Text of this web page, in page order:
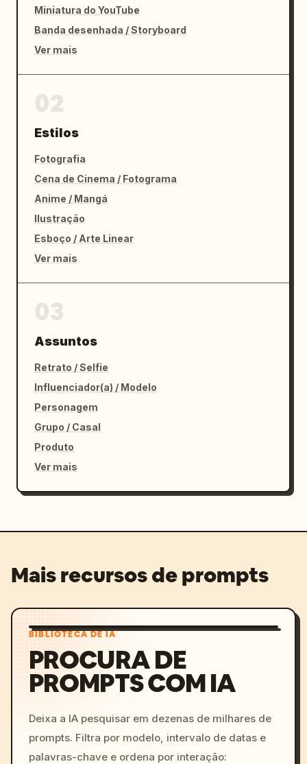
Miniatura do YouTube
Banda desenhada / Storyboard
Ver mais
Estilos
Fotografia
Cena de Cinema / Fotograma
Anime / Mangá
Ilustração
Esboço / Arte Linear
Ver mais
Assuntos
Retrato / Selfie
Influenciador(a) / Modelo
Personagem
Grupo / Casal
Produto
Ver mais
Mais recursos de prompts
BIBLIOTECA DE IA
PROCURA DE
PROMPTS COM IA
Deixa a IA pesquisar em dezenas de milhares de
prompts. Filtra por modelo, intervalo de datas e
palavras-chave e ordena por interação: